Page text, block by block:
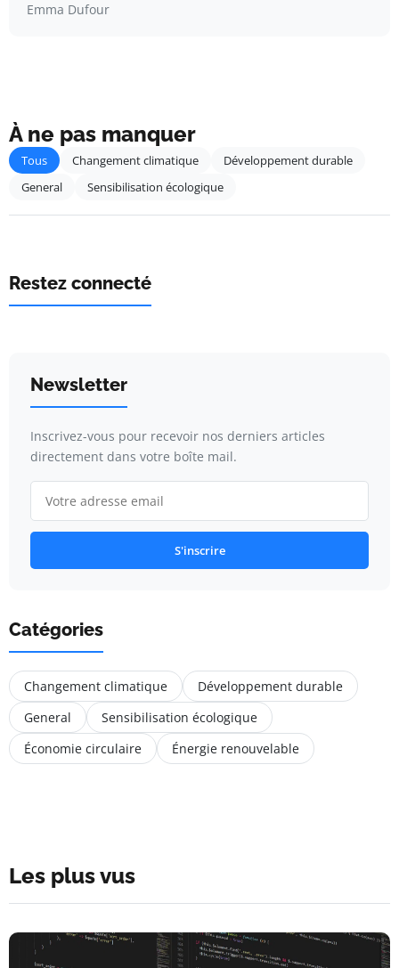
Emma Dufour
À ne pas manquer
Tous Changement climatique
Développement durable
General
Sensibilisation écologique
Restez connecté
Newsletter
Inscrivez-vous pour recevoir nos derniers articles
directement dans votre boîte mail.
S'inscrire
Catégories
Changement climatique
Développement durable
General
Sensibilisation écologique
Économie circulaire
Énergie renouvelable
Les plus vus